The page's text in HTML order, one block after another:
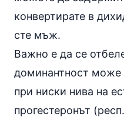
конвертирате в
сте мъж.
Важно е да се
доминантност може
при ниски нива на
прогестеронът